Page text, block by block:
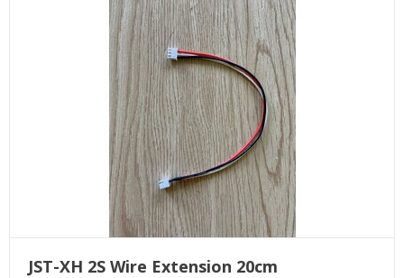
JST-XH 2S Wire Extension 20cm